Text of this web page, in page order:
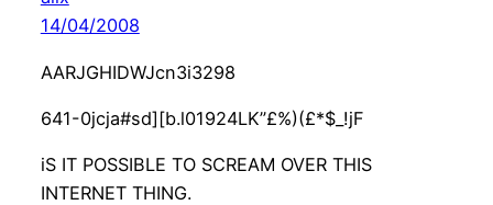
14/04/2008
AARJGHIDWJcn3i3298
641-0jcja#sd][b.l01924LK”£%)(£*$_!jF
iS IT POSSIBLE TO SCREAM OVER THIS
INTERNET THING.